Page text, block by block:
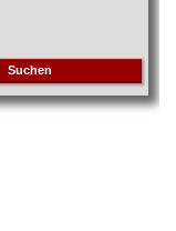
Suchen